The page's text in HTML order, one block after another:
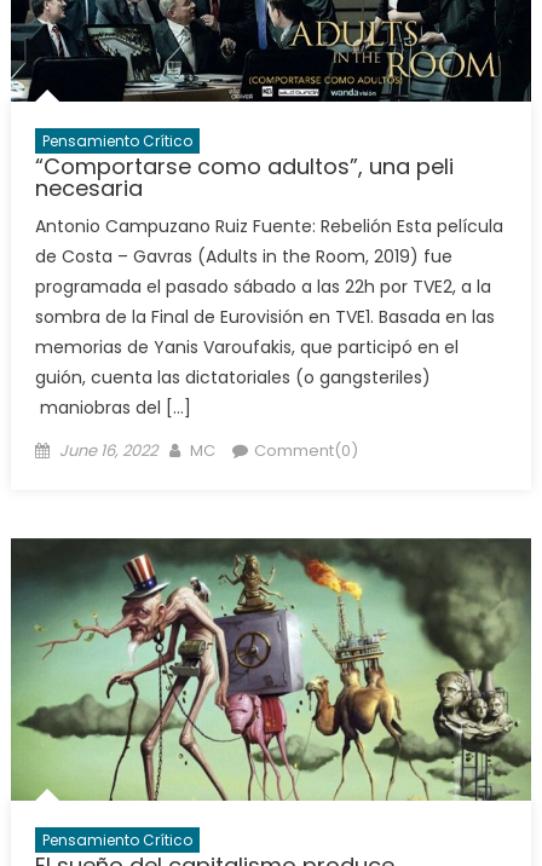
Pensamiento Crítico
“Comportarse como adultos”, una peli
necesaria
Antonio Campuzano Ruiz Fuente: Rebelión Esta película
de Costa – Gavras (Adults in the Room, 2019) fue
programada el pasado sábado a las 22h por TVE2, a la
sombra de la Final de Eurovisión en TVE1. Basada en las
memorias de Yanis Varoufakis, que participó en el
guión, cuenta las dictatoriales (o gangsteriles)
maniobras del […]
Posted
June 16, 2022 Author
MC Comment(0)
Pensamiento Crítico